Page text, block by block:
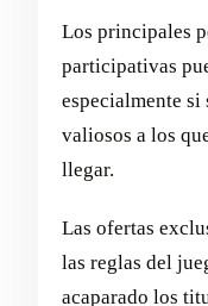
Los principales
participativas
especialmente
valiosos a los
llegar.
Las ofertas
las reglas del
acaparado los